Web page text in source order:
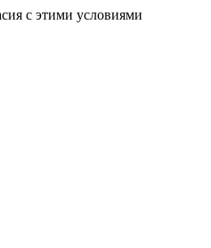
с этими условиями